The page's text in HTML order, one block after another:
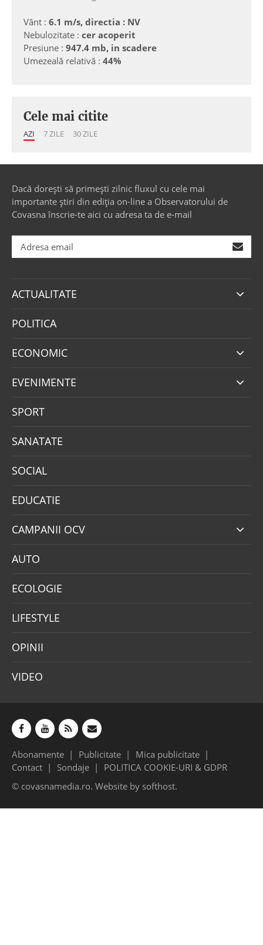
Vânt : 6.1 m/s, directia : NV
Nebulozitate : cer acoperit
Presiune : 947.4 mb, in scadere
Umezeală relativă : 44%
Cele mai citite
AZI 7 ZILE 30 ZILE
Dacă dorești să primești zilnic fluxul cu cele mai
importante știri din ediția on-line a Observatorului de
Covasna înscrie-te aici cu adresa ta de e-mail
ACTUALITATE
POLITICA
ECONOMIC
EVENIMENTE
SPORT
SANATATE
SOCIAL
EDUCATIE
CAMPANII OCV
AUTO
ECOLOGIE
LIFESTYLE
OPINII
VIDEO
Abonamente Publicitate
Mica publicitate
Contact
Sondaje
POLITICA COOKIE-URI & GDPR
© covasnamedia.ro. Website by softhost.